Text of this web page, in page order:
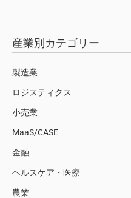
産業別カテゴリー
製造業
ロジスティクス
小売業
MaaS/CASE
金融
ヘルスケア・医療
農業